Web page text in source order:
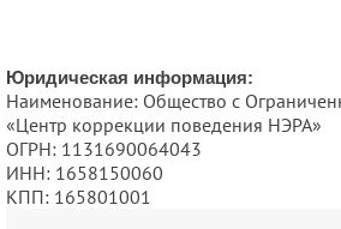
Юридическая информация:
Наименование: Общество с
«Центр коррекции поведения НЭРА»
ОГРН: 1131690064043
ИНН: 1658150060
КПП: 165801001